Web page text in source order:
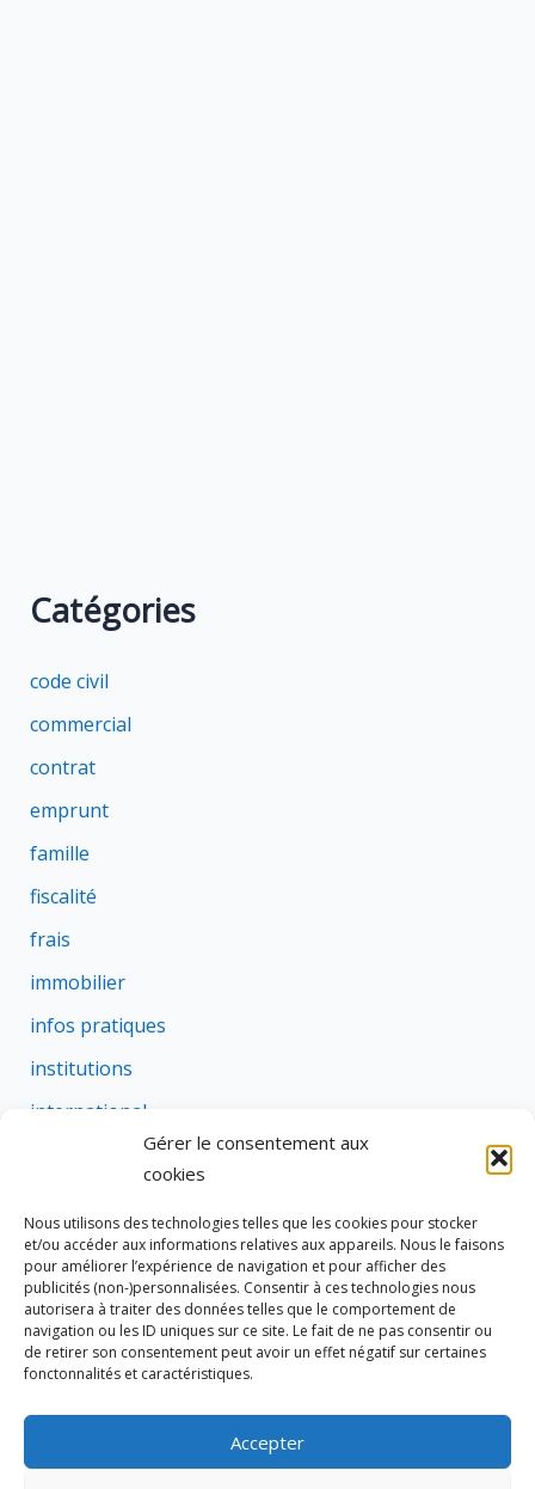
Gérer le consentement aux
cookies
Nous utilisons des technologies telles que les cookies pour stocker
et/ou accéder aux informations relatives aux appareils. Nous le faisons
pour améliorer l’expérience de navigation et pour afficher des
publicités (non-)personnalisées. Consentir à ces technologies nous
autorisera à traiter des données telles que le comportement de
navigation ou les ID uniques sur ce site. Le fait de ne pas consentir ou
de retirer son consentement peut avoir un effet négatif sur certaines
fonctonnalités et caractéristiques.
Accepter
Catégories
code civil
commercial
contrat
emprunt
famille
fiscalité
frais
immobilier
infos pratiques
institutions
international
rural
social
succession
suretes
Tous droits réservés © 2026 Cravate de Notaire